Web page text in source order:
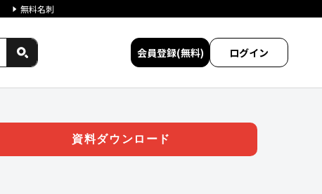
無料名刺
会員登録(無料) ログイン
資料ダウンロード